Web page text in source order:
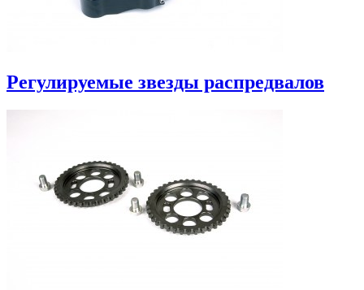
Регулируемые звезды распредвалов